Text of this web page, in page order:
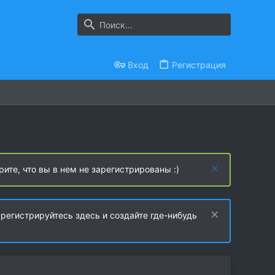
Вход Регистрация
что вы в нем не зарегистрированы :)
здесь и создайте где-нибудь